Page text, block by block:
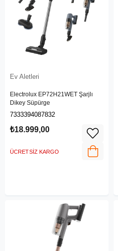
Ev Aletleri
Electrolux EP72H21WET Şarjlı
Dikey Süpürge
7333394087832
₺18.999,00
ÜCRETSIZ KARGO